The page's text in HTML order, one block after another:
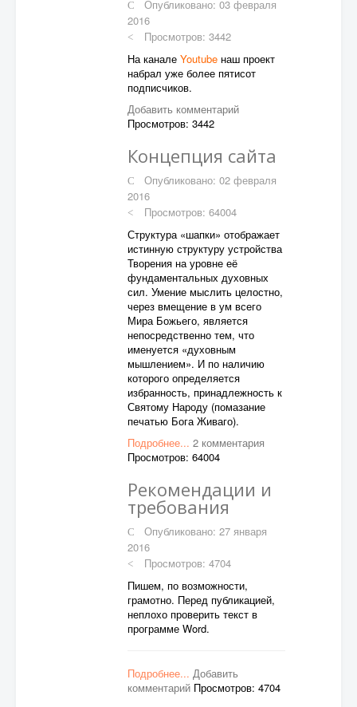
Опубликовано: 03 февраля
2016
Просмотров: 3442
На канале Youtube наш проект
набрал уже более пятисот
подписчиков.
Добавить комментарий
Просмотров: 3442
Концепция сайта
Опубликовано: 02 февраля
2016
Просмотров: 64004
Структура «шапки» отображает
истинную структуру устройства
Творения на уровне её
фундаментальных духовных
сил. Умение мыслить целостно,
через вмещение в ум всего
Мира Божьего, является
непосредственно тем, что
именуется «духовным
мышлением». И по наличию
которого определяется
избранность, принадлежность к
Святому Народу (помазание
печатью Бога Живаго).
Подробнее... 2 комментария
Просмотров: 64004
Рекомендации и
требования
Опубликовано: 27 января
2016
Просмотров: 4704
Пишем, по возможности,
грамотно. Перед публикацией,
неплохо проверить текст в
программе Word.
Подробнее... Добавить
комментарий Просмотров: 4704